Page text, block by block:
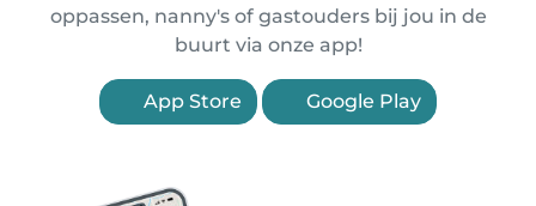
oppassen, nanny's of gastouders bij jou in de
buurt via onze app!
App Store Google Play